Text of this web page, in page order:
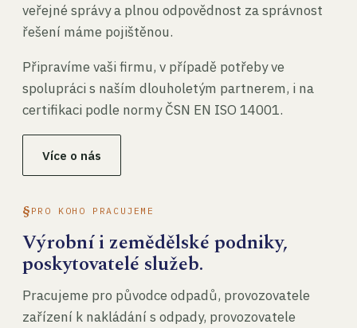
veřejné správy a plnou odpovědnost za správnost
řešení máme pojištěnou.
Připravíme vaši firmu, v případě potřeby ve
spolupráci s naším dlouholetým partnerem, i na
certifikaci podle normy ČSN EN ISO 14001.
Více o nás
PRO KOHO PRACUJEME
Výrobní i zemědělské podniky,
poskytovatelé služeb.
Pracujeme pro původce odpadů, provozovatele
zařízení k nakládání s odpady, provozovatele